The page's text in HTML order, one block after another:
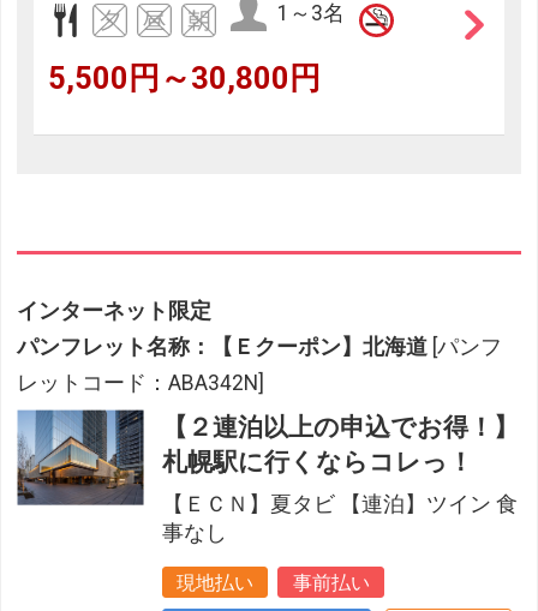
1～3名
5,500円～30,800円
インターネット限定
パンフレット名称：【Ｅクーポン】北海道 [パンフ
レットコード：ABA342N]
【２連泊以上の申込でお得！】
札幌駅に行くならコレっ！
【ＥＣＮ】夏タビ 【連泊】ツイン 食
事なし
現地払い
事前払い